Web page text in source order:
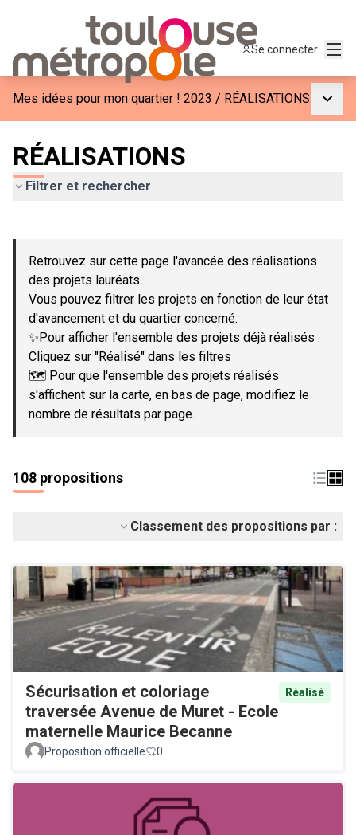
Se connecter
Mes idées pour mon quartier ! 2023 / RÉALISATIONS
RÉALISATIONS
Filtrer et rechercher
−
Retrouvez sur cette page l'avancée des réalisations
des projets lauréats.
Vous pouvez filtrer les projets en fonction de leur état
d'avancement et du quartier concerné.
✨Pour afficher l'ensemble des projets déjà réalisés :
Cliquez sur "Réalisé" dans les filtres
🗺️ Pour que l'ensemble des projets réalisés
s'affichent sur la carte, en bas de page, modifiez le
nombre de résultats par page.
108 propositions
Classement des propositions par :
Sécurisation et coloriage
traversée Avenue de Muret - Ecole
maternelle Maurice Becanne
Réalisé
Proposition officielle 0